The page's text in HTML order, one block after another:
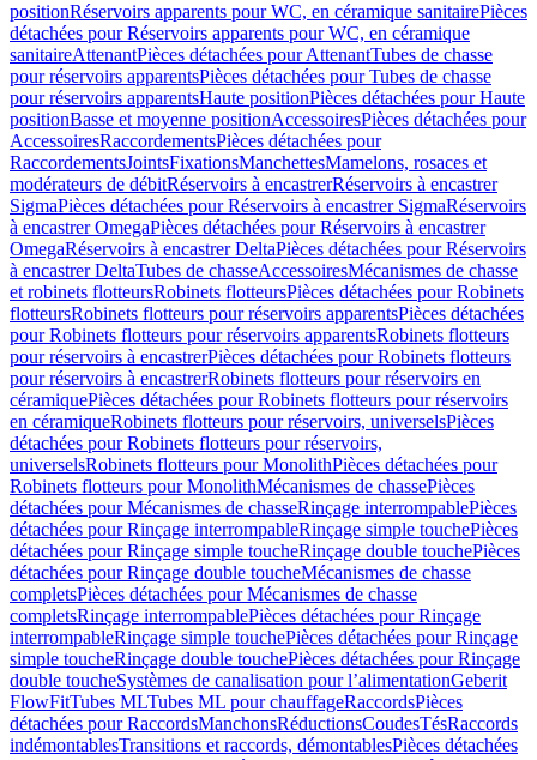
positionRéservoirs apparents pour WC, en céramique sanitairePièces
détachées pour Réservoirs apparents pour WC, en céramique
sanitaireAttenantPièces détachées pour AttenantTubes de chasse
pour réservoirs apparentsPièces détachées pour Tubes de chasse
pour réservoirs apparentsHaute positionPièces détachées pour Haute
positionBasse et moyenne positionAccessoiresPièces détachées pour
AccessoiresRaccordementsPièces détachées pour
RaccordementsJointsFixationsManchettesMamelons, rosaces et
modérateurs de débitRéservoirs à encastrerRéservoirs à encastrer
SigmaPièces détachées pour Réservoirs à encastrer SigmaRéservoirs
à encastrer OmegaPièces détachées pour Réservoirs à encastrer
OmegaRéservoirs à encastrer DeltaPièces détachées pour Réservoirs
à encastrer DeltaTubes de chasseAccessoiresMécanismes de chasse
et robinets flotteursRobinets flotteursPièces détachées pour Robinets
flotteursRobinets flotteurs pour réservoirs apparentsPièces détachées
pour Robinets flotteurs pour réservoirs apparentsRobinets flotteurs
pour réservoirs à encastrerPièces détachées pour Robinets flotteurs
pour réservoirs à encastrerRobinets flotteurs pour réservoirs en
céramiquePièces détachées pour Robinets flotteurs pour réservoirs
en céramiqueRobinets flotteurs pour réservoirs, universelsPièces
détachées pour Robinets flotteurs pour réservoirs,
universelsRobinets flotteurs pour MonolithPièces détachées pour
Robinets flotteurs pour MonolithMécanismes de chassePièces
détachées pour Mécanismes de chasseRinçage interrompablePièces
détachées pour Rinçage interrompableRinçage simple touchePièces
détachées pour Rinçage simple toucheRinçage double touchePièces
détachées pour Rinçage double toucheMécanismes de chasse
completsPièces détachées pour Mécanismes de chasse
completsRinçage interrompablePièces détachées pour Rinçage
interrompableRinçage simple touchePièces détachées pour Rinçage
simple toucheRinçage double touchePièces détachées pour Rinçage
double toucheSystèmes de canalisation pour l’alimentationGeberit
FlowFitTubes MLTubes ML pour chauffageRaccordsPièces
détachées pour RaccordsManchonsRéductionsCoudesTésRaccords
indémontablesTransitions et raccords, démontablesPièces détachées